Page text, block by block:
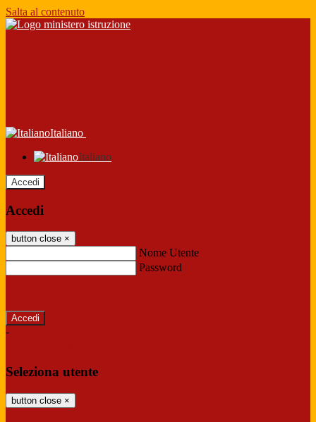
Salta al contenuto
Italiano
Italiano
Accedi
Accedi
button close ×
Nome Utente
Password
-
Seleziona utente
button close ×